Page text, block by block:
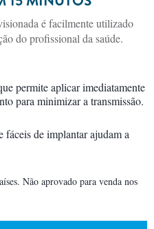
é facilmente utilizado
do profissional da saúde.
permite aplicar imediatamente
para minimizar a transmissão.
fáceis de implantar ajudam a
Não aprovado para venda nos